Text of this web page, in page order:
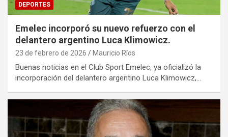
DEPORTES
Emelec incorporó su nuevo refuerzo con el
delantero argentino Luca Klimowicz.
23 de febrero de 2026 Mauricio Ríos
Buenas noticias en el Club Sport Emelec, ya oficializó la
incorporación del delantero argentino Luca Klimowicz,…